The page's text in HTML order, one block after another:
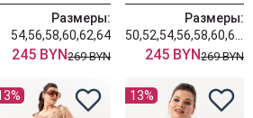
Размеры:
54,56,58,60,62,64
245 BYN269 BYN
Размеры:
245 BYN269 BYN
13%